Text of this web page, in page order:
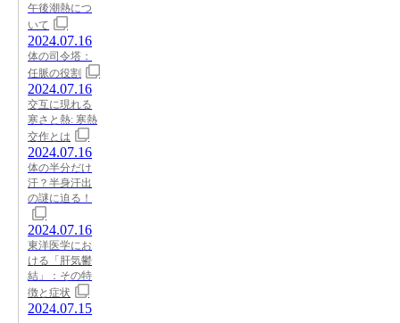
午後潮熱につ
いて
2024.07.16
体の司令塔：
任脈の役割
2024.07.16
交互に現れる
寒さと熱: 寒熱
交作とは
2024.07.16
体の半分だけ
汗？半身汗出
の謎に迫る！
2024.07.16
東洋医学にお
ける「肝気鬱
結」：その特
徴と症状
2024.07.15